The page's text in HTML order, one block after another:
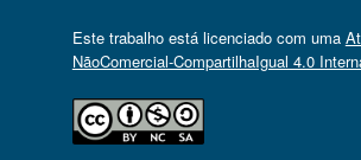
Este trabalho está licenciado com uma
NãoComercial-CompartilhaIgual 4.0